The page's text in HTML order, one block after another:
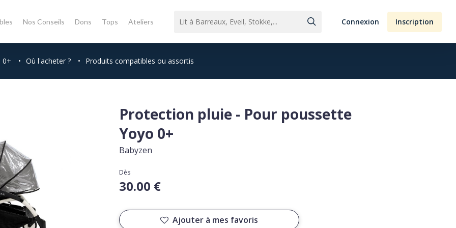
Nos Conseils Dons Tops Ateliers Connexion Inscription
0+ • Où l'acheter ? • Produits compatibles ou assortis
Protection pluie - Pour poussette
Yoyo 0+
Babyzen
Dès
30.00 €
Ajouter à mes favoris